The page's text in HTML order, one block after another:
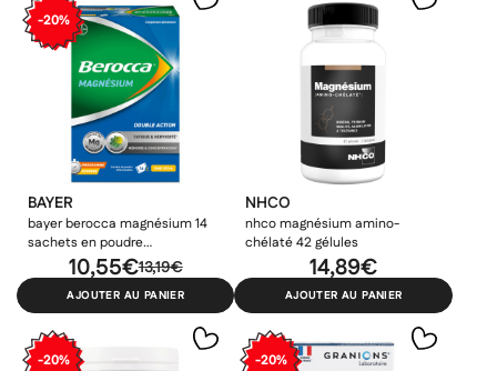
-20%
BAYER
bayer berocca magnésium 14
sachets en poudre
effervescente
13,19€
10,55€
AJOUTER AU PANIER
NHCO
nhco magnésium amino-
chélaté 42 gélules
14,89€
AJOUTER AU PANIER
-20% -20%